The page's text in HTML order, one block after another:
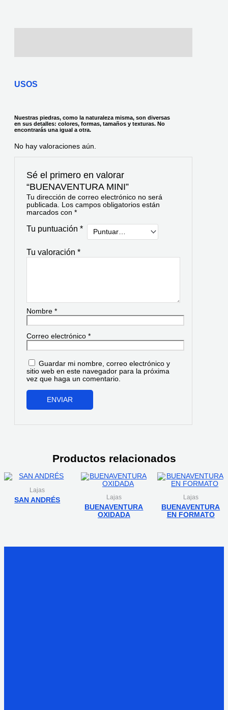
USOS
Nuestras piedras, como la naturaleza misma, son diversas
en sus detalles: colores, formas, tamaños y texturas. No
encontrarás una igual a otra.
No hay valoraciones aún.
Sé el primero en valorar
“BUENAVENTURA MINI”
Tu dirección de correo electrónico no será
publicada. Los campos obligatorios están
marcados con *
Tu puntuación *
Tu valoración *
Nombre *
Correo electrónico *
Guardar mi nombre, correo electrónico y
sitio web en este navegador para la próxima
vez que haga un comentario.
Productos relacionados
Lajas
SAN ANDRÉS Lajas
BUENAVENTURA
OXIDADA
Lajas
BUENAVENTURA
EN FORMATO